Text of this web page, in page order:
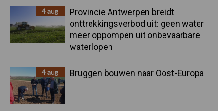
4 aug
Provincie Antwerpen breidt
onttrekkingsverbod uit: geen water
meer oppompen uit onbevaarbare
waterlopen
4 aug Bruggen bouwen naar Oost-Europa